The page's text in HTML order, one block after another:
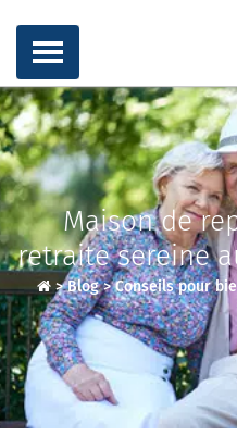
Maison de
retraite sereine
>Blog>Conseils pour